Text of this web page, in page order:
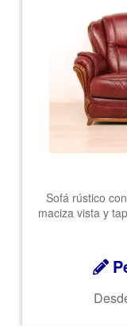
Sofá rústico
maciza vista y